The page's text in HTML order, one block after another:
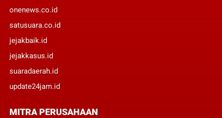
onenews.co.id
satusuara.co.id
jejakbaik.id
jejakkasus.id
suaradaerah.id
update24jam.id
MITRA PERUSAHAAN